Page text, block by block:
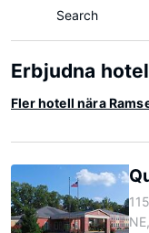
Search
Erbjudna
Fler hotell nära